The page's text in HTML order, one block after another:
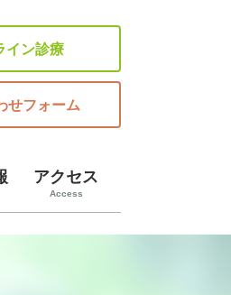
イン診療
せフォーム
アクセス
Access